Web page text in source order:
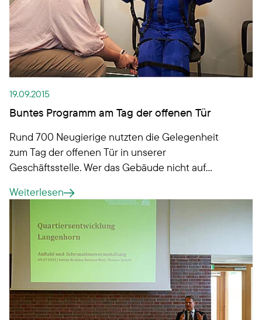
19.09.2015
Buntes Programm am Tag der offenen Tür
Rund 700 Neugierige nutzten die Gelegenheit
zum Tag der offenen Tür in unserer
Geschäftsstelle. Wer das Gebäude nicht auf
der Gebäudeführungen an – mit spannenden
Einblicken vom Serverraum bis ins Vorstandsbüro.
Weiterlesen